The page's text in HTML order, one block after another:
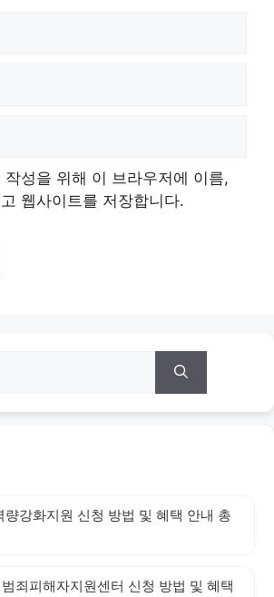
작성을 위해 이 브라우저에 이름,
웹사이트를 저장합니다.
량강화지원 신청 방법 및 혜택 안내 총
죄피해자지원센터 신청 방법 및 혜택